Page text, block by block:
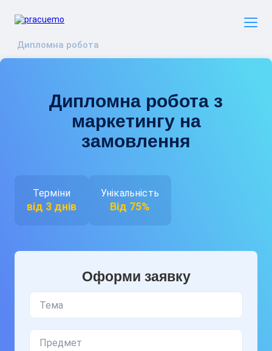
Дипломна робота
Дипломна робота з
маркетингу на
замовлення
Терміни
від 3 днів
Унікальність
Від 75%
Оформи заявку